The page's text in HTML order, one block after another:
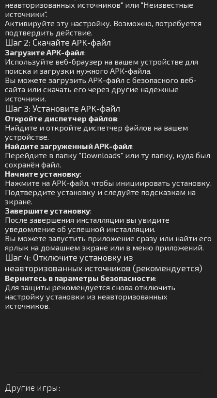
неавторизованных источников" или "Неизвестные
источники".
Активируйте эту настройку. Возможно, потребуется
подтвердить действие.
Шаг 2: Скачайте APK-файл
Загрузите APK-файл:
Используйте веб-браузер на вашем устройстве для
поиска и загрузки нужного APK-файла.
Вы можете загрузить APK-файл с безопасного веб-
сайта или скачать его через другие надежные
источники.
Шаг 3: Установите APK-файл
Откройте диспетчер файлов:
Найдите и откройте диспетчер файлов на вашем
устройстве.
Найдите загруженный APK-файл:
Перейдите в папку "Downloads" или ту папку, куда был
сохранён файл.
Начните установку:
Нажмите на APK-файл, чтобы инициировать установку.
Подтвердите установку и следуйте подсказкам на
экране.
Завершите установку:
После завершения инсталляции вы увидите
уведомление об успешной инсталляции.
Вы можете запустить приложение сразу или найти его
ярлык на домашнем экране или в меню приложений.
Шаг 4: Отключите установку из
неавторизованных источников (рекомендуется)
Вернитесь в параметры безопасности:
Для защиты рекомендуется снова отключить
настройку установки из неавторизованных
источников.
Другие игры: